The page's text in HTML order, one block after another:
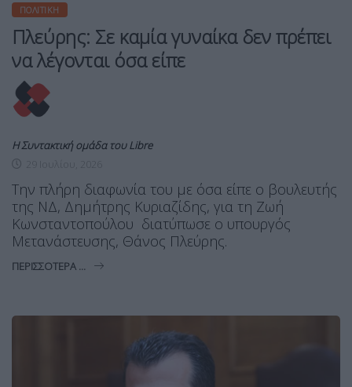
ΠΟΛΙΤΙΚΉ
Πλεύρης: Σε καμία γυναίκα δεν πρέπει
να λέγονται όσα είπε
Η Συντακτική ομάδα του Libre
Την πλήρη διαφωνία του με όσα είπε ο βουλευτής
της ΝΔ, Δημήτρης Κυριαζίδης, για τη Ζωή
Κωνσταντοπούλου διατύπωσε ο υπουργός
Μετανάστευσης, Θάνος Πλεύρης.
ΠΕΡΙΣΣΌΤΕΡΑ ...